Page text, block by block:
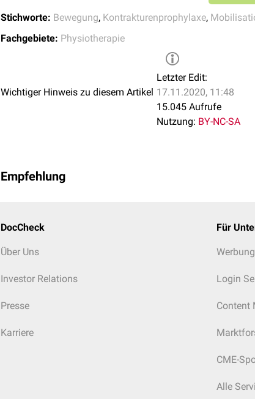
Stichworte: Bewegung, Kontrakturenprophylaxe,
Fachgebiete: Physiotherapie
Wichtiger Hinweis zu diesem Artikel
Letzter Edit:
17.11.2020, 11:48
15.045 Aufrufe
Nutzung: BY-NC-SA
Empfehlung
DocCheck
Über Uns
Investor Relations
Presse
Karriere
Für
Werbung
Login
Content
CME-
Alle